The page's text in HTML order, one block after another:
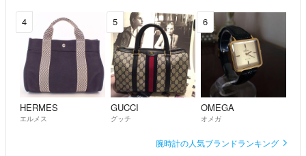
4
HERMES
エルメス
5
GUCCI
グッチ
6
OMEGA
オメガ
腕時計の人気ブランドランキング